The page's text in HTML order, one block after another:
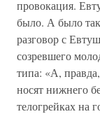
провокация.
было. А было
разговор с
созревшего
типа: «А,
носят нижнего
телогрейках на